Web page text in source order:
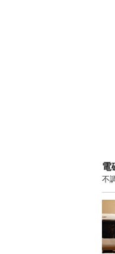
電
不